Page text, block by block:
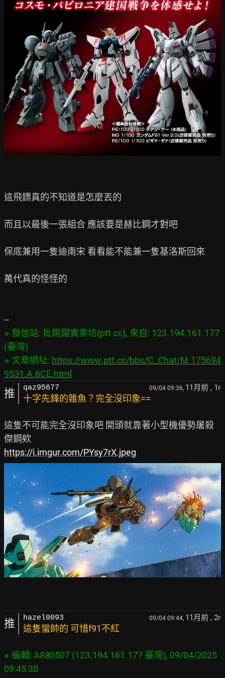
這飛鏢真的不知道是怎麼丟的
而且以最後一張組合 應該要是赫比鋼才對吧
保底兼用一隻迪南宋 看看能不能兼一隻基洛斯回來
萬代真的怪怪的
※ 發信站: 批踢踢實業坊(ptt.cc), 來自: 123.194.161.177
(臺灣)
※ 文章網址: https://www.ptt.cc/bbs/C_Chat/M.175694
9531.A.6CE.html
推 qaz95677 09/04 09:36, 11月前 , 1 F
十字先鋒的雜魚？完全沒印象==
這隻不可能完全沒印象吧 開頭就靠著小型機優勢屠殺
https://i.imgur.com/PYsy7rX.jpeg
推 hazel0093 09/04 09:44, 11月前 , 2F
這隻蠻帥的 可惜f91不紅
※ 編輯: A880507 (123.194.161.177 臺灣), 09/04/2025